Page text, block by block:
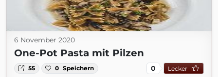
6 November 2020
One-Pot Pasta mit Pilzen
55 0 Speichern 0 Lecker